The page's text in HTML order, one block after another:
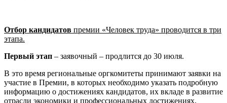
Отбор кандидатов премии «Человек труда» проводится в три
этапа.
Первый этап – заявочный – продлится до 30 июля.
В это время региональные оргкомитеты принимают заявки на
участие в Премии, в которых необходимо указать подробную
информацию о достижениях кандидатов, их вкладе в развитие
отрасли экономики и профессиональных достижениях.